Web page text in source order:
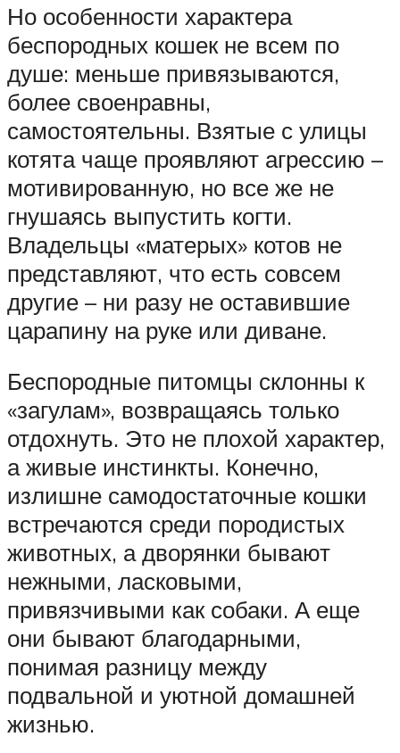
Но особенности характера
беспородных кошек не всем по
душе: меньше привязываются,
более своенравны,
самостоятельны. Взятые с улицы
котята чаще проявляют агрессию –
мотивированную, но все же не
гнушаясь выпустить когти.
Владельцы «матерых» котов не
представляют, что есть совсем
другие – ни разу не оставившие
царапину на руке или диване.
Беспородные питомцы склонны к
«загулам», возвращаясь только
отдохнуть. Это не плохой характер,
а живые инстинкты. Конечно,
излишне самодостаточные кошки
встречаются среди породистых
животных, а дворянки бывают
нежными, ласковыми,
привязчивыми как собаки. А еще
они бывают благодарными,
понимая разницу между
подвальной и уютной домашней
жизнью.